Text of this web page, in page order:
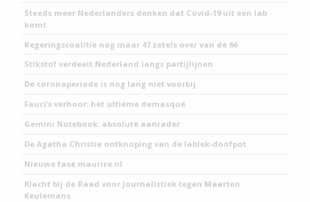
Steeds meer Nederlanders denken dat Covid-19 uit een lab
komt
Regeringscoalitie nog maar 47 zetels over van de 66
Stikstof verdeelt Nederland langs partijlijnen
De coronaperiode is nog lang niet voorbij
Fauci’s verhoor: het ultieme demasqué
Gemini Notebook: absolute aanrader
De Agatha Christie ontknoping van de lablek-doofpot
Nieuwe fase maurice.nl
Klacht bij de Raad voor Journalistiek tegen Maarten
Keulemans